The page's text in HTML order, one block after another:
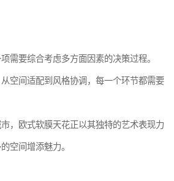
需要综合考虑多方面因素的决策过程。
空间适配到风格协调，每一个环节都需要
，欧式软膜天花正以其独特的艺术表现力
空间增添魅力。